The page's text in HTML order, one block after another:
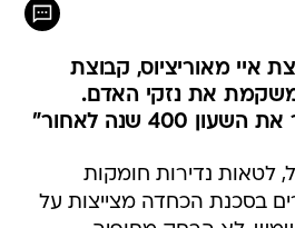
איי מאוריציוס, קבוצת
משקמת את נזקי האדם.
400 שנה לאחור"
לטאות נדירות חומקות
בסכנת הכחדה מצייצות על